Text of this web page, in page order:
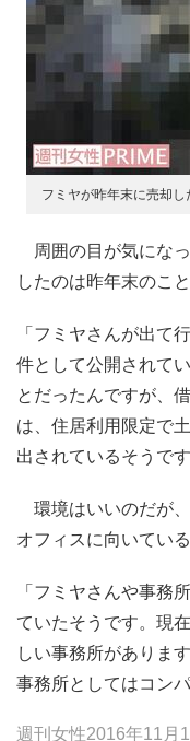
フミヤが昨年末に売却
周囲の目が気にな
したのは昨年末のこと
「フミヤさんが出て
件として公開されて
とだったんですが、
は、住居利用限定で
出されているそうで
環境はいいのだが、
オフィスに向いてい
「フミヤさんや事務
ていたそうです。現
しい事務所がありま
事務所としてはコン
週刊女性2016年11月